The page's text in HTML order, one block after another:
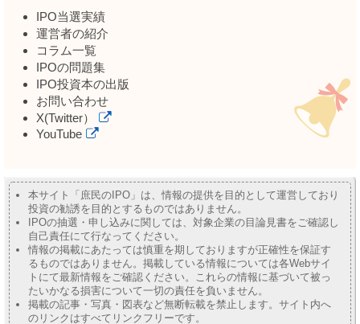
IPO当選実績
運営者の紹介
コラム一覧
IPOの問題集
IPO投資本の出版
お問い合わせ
X(Twitter）
YouTube
本サイト「庶民のIPO」は、情報の提供を目的として運営しており
投資の勧誘を目的とするものではありません。
IPOの抽選・申し込みに関しては、対象企業の目論見書をご確認し
自己責任にて行なってください。
情報の掲載にあたっては慎重を期しておりますが正確性を保証す
るものではありません。掲載している情報については各Webサイ
トにて最新情報をご確認ください。これらの情報に基づいて被っ
たいかなる損害について一切の責任を負いません。
掲載の記事・写真・図表など無断転載を禁止します。サイト内へ
のリンクはすべてリンクフリーです。